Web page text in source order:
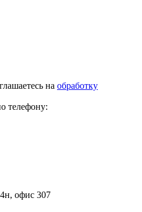
на обработку
телефону:
офис 307